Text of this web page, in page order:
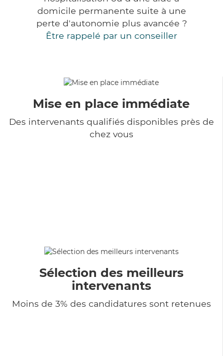
domicile permanente suite à une
perte d'autonomie plus avancée ?
Être rappelé par un conseiller
Mise en place immédiate
Des intervenants qualifiés disponibles près de
chez vous
Sélection des meilleurs
intervenants
Moins de 3% des candidatures sont retenues